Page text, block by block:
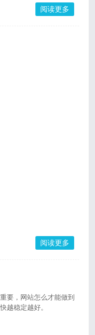
阅读更多
阅读更多
要，网站怎么才能做到
越稳定越好。